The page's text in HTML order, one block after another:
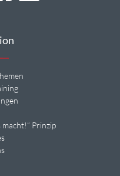
macht!“ Prinzip